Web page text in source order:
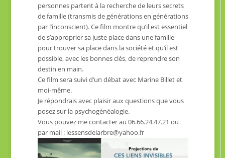
personnes partent à la recherche de leurs secrets
de famille (transmis de générations en générations
par l’inconscient). Ce film montre qu’il est essentiel
de s’approprier sa juste place dans une famille
pour trouver sa place dans la société et qu’il est
possible, avec les bonnes clés, de reprendre son
destin en main.
Ce film sera suivi d’un débat avec Marine Billet et
moi-même.
Je répondrais avec plaisir aux questions que vous
posez sur la psychogénéalogie.
Vous pouvez me contacter au 06.66.24.47.21 ou
par mail : lessensdelarbre@yahoo.fr